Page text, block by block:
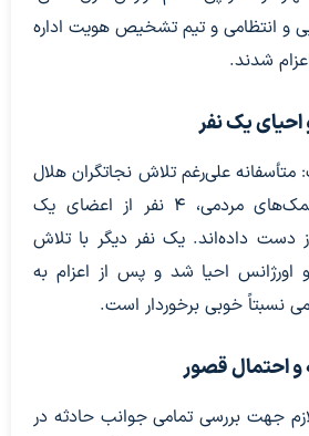
و انتظامی و تیم تشخیص هویت اداره
شدند.
علی‌رغم تلاش نجاتگران هلال
احمر و اورژانس و کمک‌های مردمی، ۴ نفر از اعضای یک
دست داده‌اند. یک نفر دیگر با تلاش
اورژانس احیا شد و پس از اعزام به
نسبتاً خوبی برخوردار است.
و احتمال قصور
جهت بررسی تمامی جوانب حادثه در